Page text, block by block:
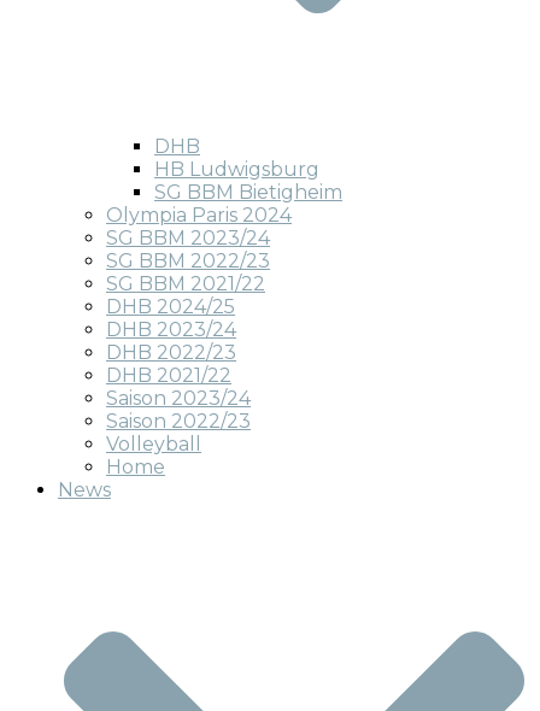
DHB
HB Ludwigsburg
SG BBM Bietigheim
Olympia Paris 2024
SG BBM 2023/24
SG BBM 2022/23
SG BBM 2021/22
DHB 2024/25
DHB 2023/24
DHB 2022/23
DHB 2021/22
Saison 2023/24
Saison 2022/23
Volleyball
Home
News